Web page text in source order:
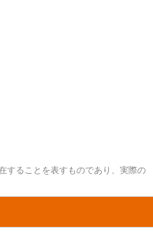
することを表すものであり、実際の